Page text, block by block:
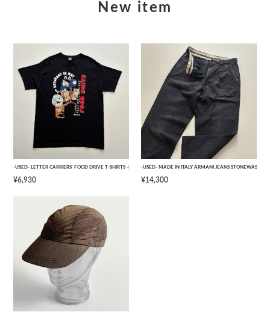
New item
-USED- LETTER CARRIERS' FOOD DRIVE T-SHIRTS -BLACK- [L]
¥6,930
-USED- MADE IN ITALY ARMANI JEANS
¥14,300